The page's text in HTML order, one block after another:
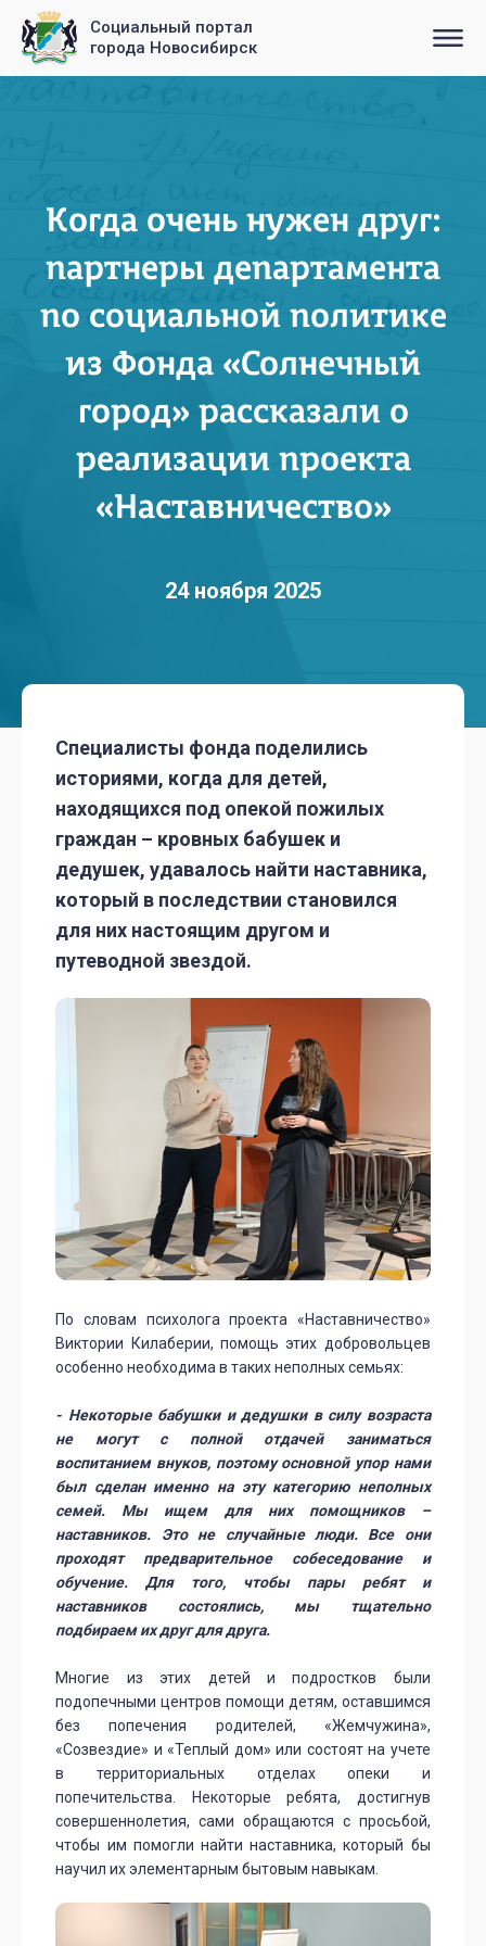
Социальный портал
города Новосибирск
Когда очень нужен друг:
партнеры департамента
по социальной политике
из Фонда «Солнечный
город» рассказали о
реализации проекта
«Наставничество»
24 ноября 2025
Специалисты фонда поделились
историями, когда для детей,
находящихся под опекой пожилых
граждан – кровных бабушек и
дедушек, удавалось найти наставника,
который в последствии становился
для них настоящим другом и
путеводной звездой.
По словам психолога проекта «Наставничество»
Виктории Килаберии, помощь этих добровольцев
особенно необходима в таких неполных семьях:
- Некоторые бабушки и дедушки в силу возраста
не могут с полной отдачей заниматься
воспитанием внуков, поэтому основной упор нами
был сделан именно на эту категорию неполных
семей. Мы ищем для них помощников –
наставников. Это не случайные люди. Все они
проходят предварительное собеседование и
обучение. Для того, чтобы пары ребят и
наставников состоялись, мы тщательно
подбираем их друг для друга.
Многие из этих детей и подростков были
подопечными центров помощи детям, оставшимся
без попечения родителей, «Жемчужина»,
«Созвездие» и «Теплый дом» или состоят на учете
в территориальных отделах опеки и
попечительства. Некоторые ребята, достигнув
совершеннолетия, сами обращаются с просьбой,
чтобы им помогли найти наставника, который бы
научил их элементарным бытовым навыкам.